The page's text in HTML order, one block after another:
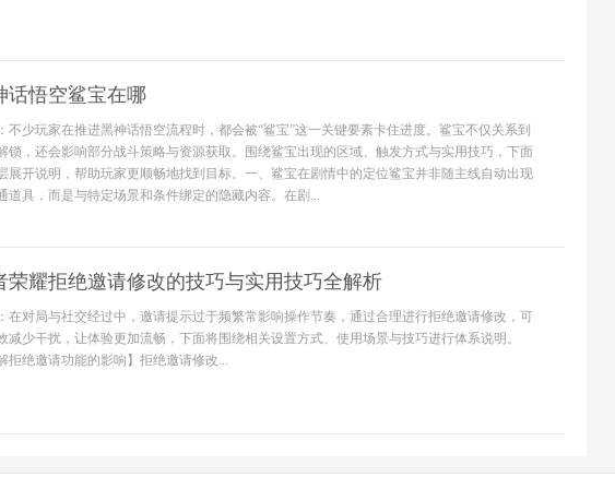
话悟空鲨宝在哪
不少玩家在推进黑神话悟空流程时，都会被“鲨宝”这一关键要素卡住进度。鲨宝不仅关系到
锁，还会影响部分战斗策略与资源获取。围绕鲨宝出现的区域、触发方式与实用技巧，下面
展开说明，帮助玩家更顺畅地找到目标。一、鲨宝在剧情中的定位鲨宝并非随主线自动出现
道具，而是与特定场景和条件绑定的隐藏内容。在剧...
荣耀拒绝邀请修改的技巧与实用技巧全解析
在对局与社交经过中，邀请提示过于频繁常影响操作节奏，通过合理进行拒绝邀请修改，可
减少干扰，让体验更加流畅，下面将围绕相关设置方式、使用场景与技巧进行体系说明。
拒绝邀请功能的影响】拒绝邀请修改...